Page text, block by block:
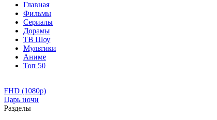
Главная
Фильмы
Сериалы
Дорамы
ТВ Шоу
Мультики
Аниме
Топ 50
FHD (1080p)
Царь ночи
Разделы